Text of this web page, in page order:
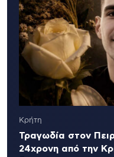
Κρήτη
Τραγωδία στον
24χρονη από την